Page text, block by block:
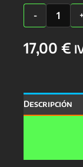
-
Camiseta
cantidad
+
17,00 €
Descripción